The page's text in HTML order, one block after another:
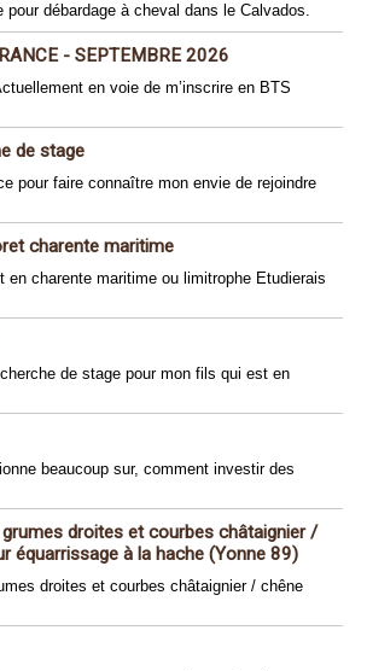
pour débardage à cheval dans le Calvados.
- SEPTEMBRE 2026
en voie de m’inscrire en BTS
de stage
pour faire connaître mon envie de rejoindre
charente maritime
en charente maritime ou limitrophe Etudierais
de stage pour mon fils qui est en
beaucoup sur, comment investir des
droites et courbes châtaignier /
équarrissage à la hache (Yonne 89)
droites et courbes châtaignier / chêne